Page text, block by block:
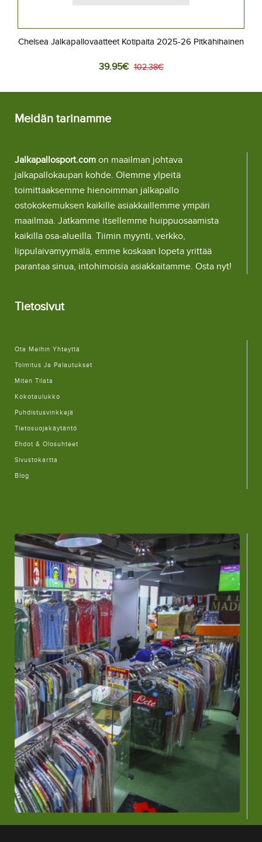
Chelsea Jalkapallovaatteet Kotipaita 2025-26 Pitkähihainen
39.95€ 102.38€
Meidän tarinamme
Jalkapallosport.com on maailman johtava
jalkapallokaupan kohde. Olemme ylpeitä
toimittaaksemme hienoimman jalkapallo
ostokokemuksen kaikille asiakkaillemme ympäri
maailmaa. Jatkamme itsellemme huippuosaamista
kaikilla osa-alueilla. Tiimin myynti, verkko,
lippulaivamyymälä, emme koskaan lopeta yrittää
parantaa sinua, intohimoisia asiakkaitamme. Osta nyt!
Tietosivut
Ota Meihin Yhteyttä
Toimitus Ja Palautukset
Miten Tilata
Kokotaulukko
Puhdistusvinkkejä
Tietosuojakäytäntö
Ehdot & Olosuhteet
Sivustokartta
Blog